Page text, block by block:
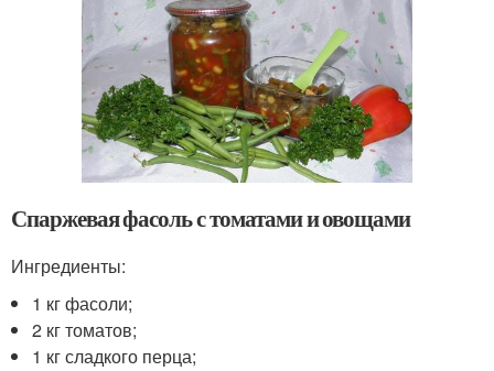
Спаржевая фасоль с томатами и овощами
Ингредиенты:
1 кг фасоли;
2 кг томатов;
1 кг сладкого перца;